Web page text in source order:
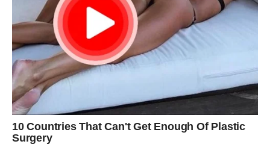
se može čuvati u frižideru ili na hladnom mestu.